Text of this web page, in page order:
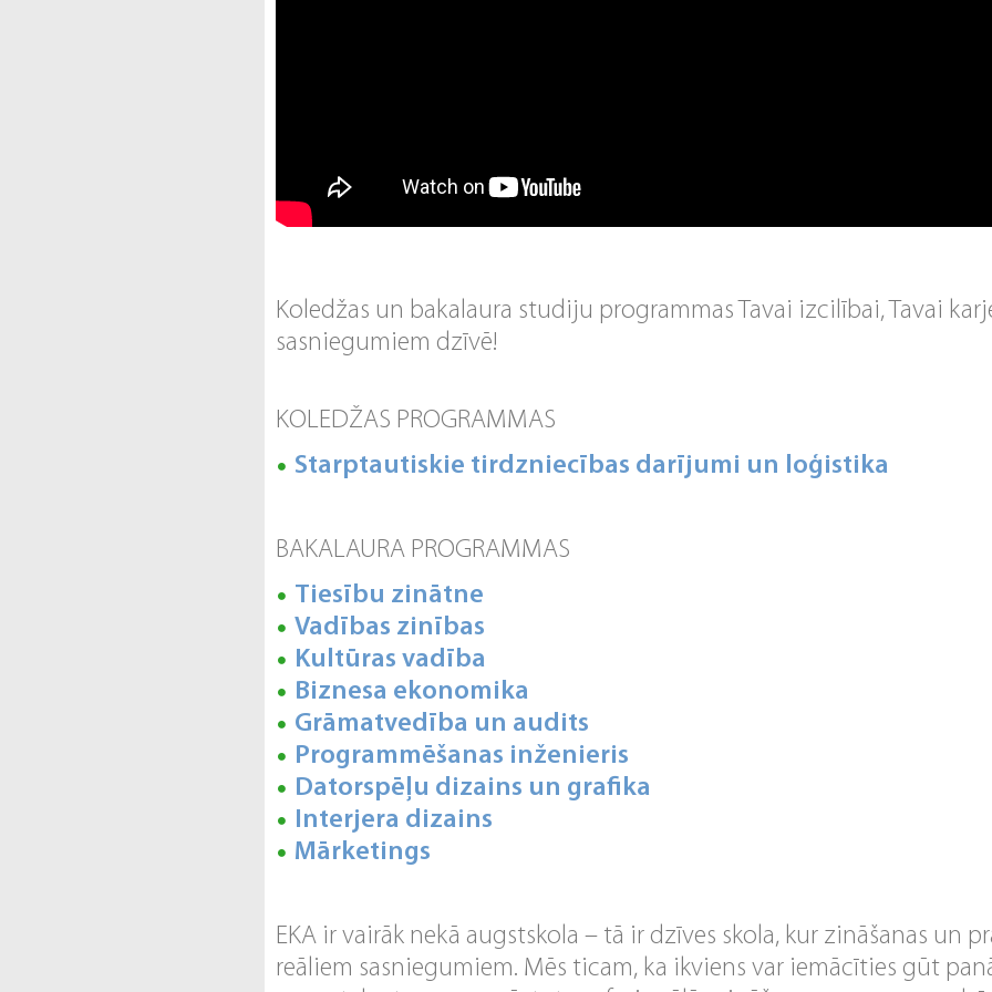
Koledžas un bakalaura studiju programmas Tavai izcilībai, Tavai
sasniegumiem dzīvē!
KOLEDŽAS PROGRAMMAS
Starptautiskie tirdzniecības darījumi un loģistika
BAKALAURA PROGRAMMAS
Tiesību zinātne
Vadības zinības
Kultūras vadība
Biznesa ekonomika
Grāmatvedība un audits
Programmēšanas inženieris
Datorspēļu dizains un grafika
Interjera dizains
Mārketings
EKA ir vairāk nekā augstskola – tā ir dzīves skola, kur zināšanas un
reāliem sasniegumiem. Mēs ticam, ka ikviens var iemācīties gūt